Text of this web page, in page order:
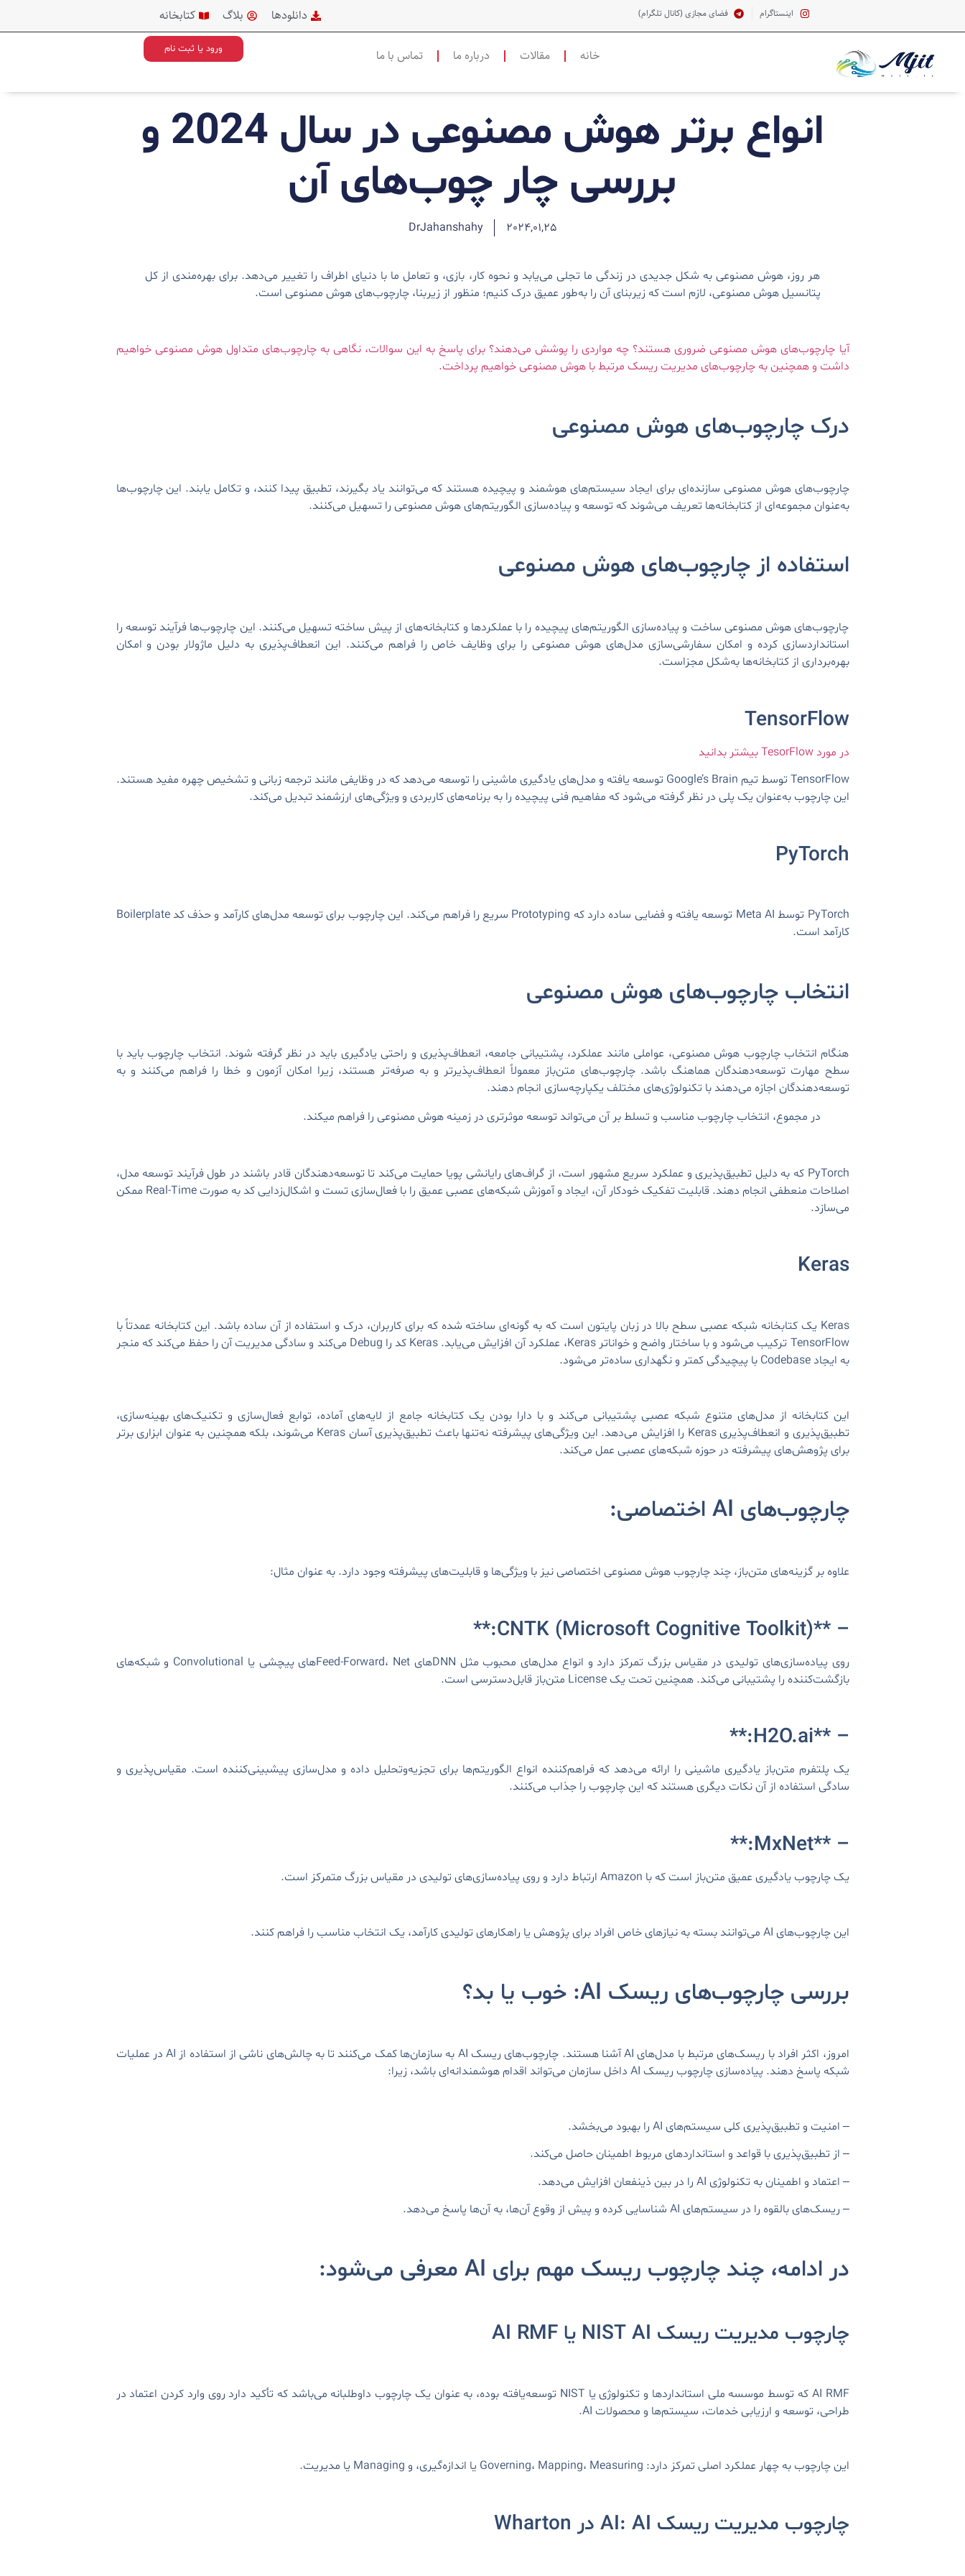
اینستاگرام فضای مجازی (کانال تلگرام) دانلودها بلاگ کتابخانه
خانه مقالات درباره ما تماس با ما ورود یا ثبت نام
انواع برتر هوش مصنوعی در سال 2024 و
بررسی چار چوب‌های آن
2024,01,25
DrJahanshahy
هر روز، هوش مصنوعی به شکل جدیدی در زندگی ما تجلی می‌یابد و نحوه کار، بازی، و تعامل ما با دنیای اطراف را تغییر می‌دهد. برای بهره‌مندی از کل
پتانسیل هوش مصنوعی، لازم است که زیربنای آن را به‌طور عمیق درک کنیم؛ منظور از زیربنا، چارچوب‌های هوش مصنوعی است.
آیا چارچوب‌های هوش مصنوعی ضروری هستند؟ چه مواردی را پوشش می‌دهند؟ برای پاسخ به این سوالات، نگاهی به چارچوب‌های متداول هوش مصنوعی خواهیم
داشت و همچنین به چارچوب‌های مدیریت ریسک مرتبط با هوش مصنوعی خواهیم پرداخت.
درک چارچوب‌های هوش مصنوعی
چارچوب‌های هوش مصنوعی سازنده‌ای برای ایجاد سیستم‌های هوشمند و پیچیده هستند که می‌توانند یاد بگیرند، تطبیق پیدا کنند، و تکامل یابند. این چارچوب‌ها
به‌عنوان مجموعه‌ای از کتابخانه‌ها تعریف می‌شوند که توسعه و پیاده‌سازی الگوریتم‌های هوش مصنوعی را تسهیل می‌کنند.
استفاده از چارچوب‌های هوش مصنوعی
چارچوب‌های هوش مصنوعی ساخت و پیاده‌سازی الگوریتم‌های پیچیده را با عملکردها و کتابخانه‌های از پیش ساخته تسهیل می‌کنند. این چارچوب‌ها فرآیند توسعه را
استانداردسازی کرده و امکان سفارشی‌سازی مدل‌های هوش مصنوعی را برای وظایف خاص را فراهم می‌کنند. این انعطاف‌پذیری به دلیل ماژولار بودن و امکان
بهره‌برداری از کتابخانه‌ها به‌شکل مجزاست.
TensorFlow
در مورد TesorFlow بیشتر بدانید
TensorFlow توسط تیم Google’s Brain توسعه یافته و مدل‌های یادگیری ماشینی را توسعه می‌دهد که در وظایفی مانند ترجمه زبانی و تشخیص چهره مفید هستند.
این چارچوب به‌عنوان یک پلی در نظر گرفته می‌شود که مفاهیم فنی پیچیده را به برنامه‌های کاربردی و ویژگی‌های ارزشمند تبدیل می‌کند.
PyTorch
PyTorch توسط Meta AI توسعه یافته و فضایی ساده دارد که Prototyping سریع را فراهم می‌کند. این چارچوب برای توسعه مدل‌های کارآمد و حذف کد Boilerplate
کارآمد است.
انتخاب چارچوب‌های هوش مصنوعی
هنگام انتخاب چارچوب هوش مصنوعی، عواملی مانند عملکرد، پشتیبانی جامعه، انعطاف‌پذیری و راحتی یادگیری باید در نظر گرفته شوند. انتخاب چارچوب باید با
سطح مهارت توسعه‌دهندگان هماهنگ باشد. چارچوب‌های متن‌باز معمولاً انعطاف‌پذیرتر و به صرفه‌تر هستند، زیرا امکان آزمون و خطا را فراهم می‌کنند و به
توسعه‌دهندگان اجازه می‌دهند با تکنولوژی‌های مختلف یکپارچه‌سازی انجام دهند.
در مجموع، انتخاب چارچوب مناسب و تسلط بر آن می‌تواند توسعه موثرتری در زمینه هوش مصنوعی را فراهم میکند.
PyTorch که به دلیل تطبیق‌پذیری و عملکرد سریع مشهور است، از گراف‌های رایانشی پویا حمایت می‌کند تا توسعه‌دهندگان قادر باشند در طول فرآیند توسعه مدل،
اصلاحات منعطفی انجام دهند. قابلیت تفکیک خودکار آن، ایجاد و آموزش شبکه‌های عصبی عمیق را با فعال‌سازی تست و اشکال‌زدایی کد به صورت Real-Time ممکن
می‌سازد.
Keras
Keras یک کتابخانه شبکه عصبی سطح بالا در زبان پایتون است که به گونه‌ای ساخته شده که برای کاربران، درک و استفاده از آن ساده باشد. این کتابخانه عمدتاً با
TensorFlow ترکیب می‌شود و با ساختار واضح و خواناتر Keras، عملکرد آن افزایش می‌یابد. Keras کد را Debug می‌کند و سادگی مدیریت آن را حفظ می‌کند که منجر
به ایجاد Codebase با پیچیدگی کمتر و نگهداری ساده‌تر می‌شود.
این کتابخانه از مدل‌های متنوع شبکه عصبی پشتیبانی می‌کند و با دارا بودن یک کتابخانه جامع از لایه‌های آماده، توابع فعال‌سازی و تکنیک‌های بهینه‌سازی،
تطبیق‌پذیری و انعطاف‌پذیری Keras را افزایش می‌دهد. این ویژگی‌های پیشرفته نه‌تنها باعث تطبیق‌پذیری آسان Keras می‌شوند، بلکه همچنین به عنوان ابزاری برتر
برای پژوهش‌های پیشرفته در حوزه شبکه‌های عصبی عمل می‌کند.
چارچوب‌های AI اختصاصی:
علاوه بر گزینه‌های متن‌باز، چند چارچوب هوش مصنوعی اختصاصی نیز با ویژگی‌ها و قابلیت‌های پیشرفته وجود دارد. به عنوان مثال:
– **CNTK (Microsoft Cognitive Toolkit):**
روی پیاده‌سازی‌های تولیدی در مقیاس بزرگ تمرکز دارد و انواع مدل‌های محبوب مثل DNNهای Feed-Forward، Netهای پیچشی یا Convolutional و شبکه‌های
بازگشت‌کننده را پشتیبانی می‌کند. همچنین تحت یک License متن‌باز قابل‌دسترسی است.
– **H2O.ai:**
یک پلتفرم متن‌باز یادگیری ماشینی را ارائه می‌دهد که فراهم‌کننده انواع الگوریتم‌ها برای تجزیه‌و‌تحلیل داده و مدل‌سازی پیشبینی‌کننده است. مقیاس‌پذیری و
سادگی استفاده از آن نکات دیگری هستند که این چارچوب را جذاب می‌کنند.
– **MxNet:**
یک چارچوب یادگیری عمیق متن‌باز است که با Amazon ارتباط دارد و روی پیاده‌سازی‌های تولیدی در مقیاس بزرگ متمرکز است.
این چارچوب‌های AI می‌توانند بسته به نیازهای خاص افراد برای پژوهش یا راهکارهای تولیدی کارآمد، یک انتخاب مناسب را فراهم کنند.
بررسی چارچوب‌های ریسک AI: خوب یا بد؟
امروز، اکثر افراد با ریسک‌های مرتبط با مدل‌های AI آشنا هستند. چارچوب‌های ریسک AI به سازمان‌ها کمک می‌کنند تا به چالش‌های ناشی از استفاده از AI در عملیات
شبکه پاسخ دهند. پیاده‌سازی چارچوب ریسک AI داخل سازمان می‌تواند اقدام هوشمندانه‌ای باشد، زیرا:
– امنیت و تطبیق‌پذیری کلی سیستم‌های AI را بهبود می‌بخشد.
– از تطبیق‌پذیری با قواعد و استانداردهای مربوط اطمینان حاصل می‌کند.
– اعتماد و اطمینان به تکنولوژی AI را در بین ذینفعان افزایش می‌دهد.
– ریسک‌های بالقوه را در سیستم‌های AI شناسایی کرده و پیش از وقوع آن‌ها، به آن‌ها پاسخ می‌دهد.
در ادامه، چند چارچوب ریسک مهم برای AI معرفی می‌شود:
چارچوب مدیریت ریسک NIST AI یا AI RMF
AI RMF که توسط موسسه ملی استانداردها و تکنولوژی یا NIST توسعه‌یافته بوده، به عنوان یک چارچوب داوطلبانه می‌باشد که تأکید دارد روی وارد کردن اعتماد در
طراحی، توسعه و ارزیابی خدمات، سیستم‌ها و محصولات AI.
این چارچوب به چهار عملکرد اصلی تمرکز دارد: Governing، Mapping، Measuring یا اندازه‌گیری، و Managing یا مدیریت.
چارچوب مدیریت ریسک AI: AI در Wharton